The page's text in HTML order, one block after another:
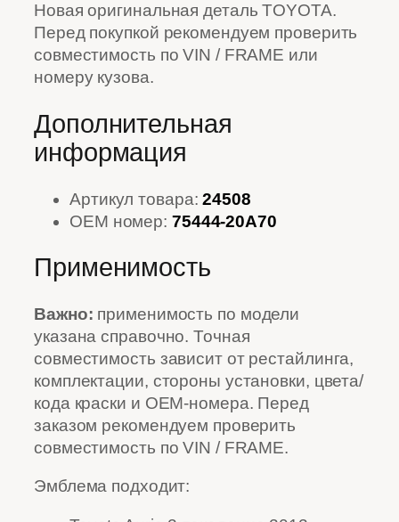
Новая оригинальная деталь TOYOTA.
Перед покупкой рекомендуем проверить
совместимость по VIN / FRAME или
номеру кузова.
Дополнительная
информация
Артикул товара:24508
OEM номер: 75444-20A70
Применимость
Важно: применимость по модели
указана справочно. Точная
совместимость зависит от рестайлинга,
комплектации, стороны установки, цвета/
кода краски и OEM-номера. Перед
заказом рекомендуем проверить
совместимость по VIN / FRAME.
Эмблема подходит: